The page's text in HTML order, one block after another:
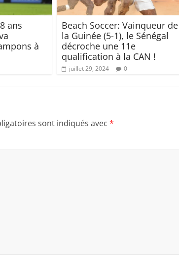
ans
à
Beach Soccer: Vainqueur de
la Guinée (5-1), le Sénégal
décroche une 11e
qualification à la CAN !
juillet 29, 2024 0
sont indiqués avec *